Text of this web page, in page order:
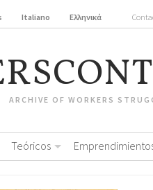
Italiano Ελληνικά
ARCHIVE OF WORKERS
Teóricos